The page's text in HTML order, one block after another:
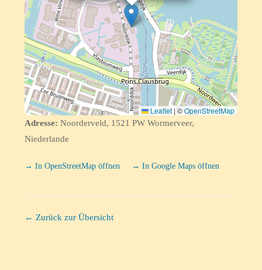
Leaflet |©OpenStreetMap
Adresse: Noorderveld, 1521 PW Wormerveer,
Niederlande
→ In OpenStreetMap öffnen → In Google Maps öffnen
← Zurück zur Übersicht